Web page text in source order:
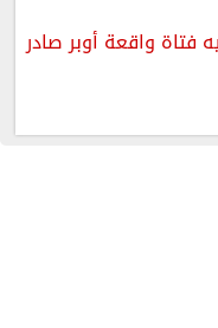
فتاة واقعة أوبر صادر